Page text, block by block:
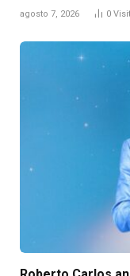
agosto 7, 2026 0